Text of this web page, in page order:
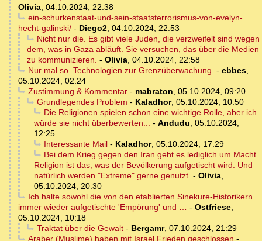
Olivia, 04.10.2024, 22:38
ein-schurkenstaat-und-sein-staatsterrorismus-von-evelyn-
hecht-galinski/ - Diego2, 04.10.2024, 22:53
Nicht nur die. Es gibt viele Juden, die verzweifelt sind wegen
dem, was in Gaza abläuft. Sie versuchen, das über die Medien
zu kommunizieren. - Olivia, 04.10.2024, 22:58
Nur mal so. Technologien zur Grenzüberwachung. - ebbes,
05.10.2024, 02:24
Zustimmung & Kommentar- mabraton, 05.10.2024, 09:20
Grundlegendes Problem - Kaladhor, 05.10.2024, 10:50
Die Religionen spielen schon eine wichtige Rolle, aber ich
würde sie nicht überbewerten... - Andudu, 05.10.2024,
12:25
Interessante Mail- Kaladhor, 05.10.2024, 17:29
Bei dem Krieg gegen den Iran geht es lediglich um Macht.
Religion ist das, was der Bevölkerung aufgetischt wird. Und
natürlich werden "Extreme" gerne genutzt. - Olivia,
05.10.2024, 20:30
Ich halte sowohl die von den etablierten Sinekure-Historikern
immer wieder aufgetischte 'Empörung' und … - Ostfriese,
05.10.2024, 10:18
Traktat über die Gewalt- Bergamr, 07.10.2024, 21:29
Araber (Muslime) haben mit Israel Frieden geschlossen -